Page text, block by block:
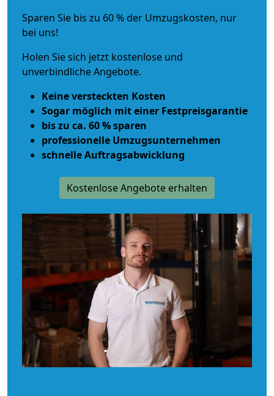
Sparen Sie bis zu 60 % der Umzugskosten, nur
bei uns!
Holen Sie sich jetzt kostenlose und
unverbindliche Angebote.
Keine versteckten Kosten
Sogar möglich mit einer Festpreisgarantie
bis zu ca. 60 % sparen
professionelle Umzugsunternehmen
schnelle Auftragsabwicklung
Kostenlose Angebote erhalten